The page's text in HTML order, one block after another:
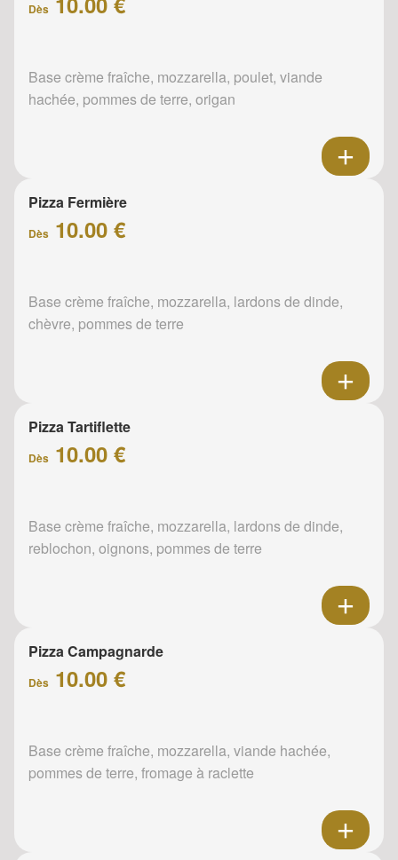
Dès
Base crème fraîche, mozzarella, poulet, viande
hachée, pommes de terre, origan
Pizza Fermière
Dès 10.00 €
Base crème fraîche, mozzarella, lardons de dinde,
chèvre, pommes de terre
Pizza Tartiflette
Dès 10.00 €
Base crème fraîche, mozzarella, lardons de dinde,
reblochon, oignons, pommes de terre
Pizza Campagnarde
Dès 10.00 €
Base crème fraîche, mozzarella, viande hachée,
pommes de terre, fromage à raclette